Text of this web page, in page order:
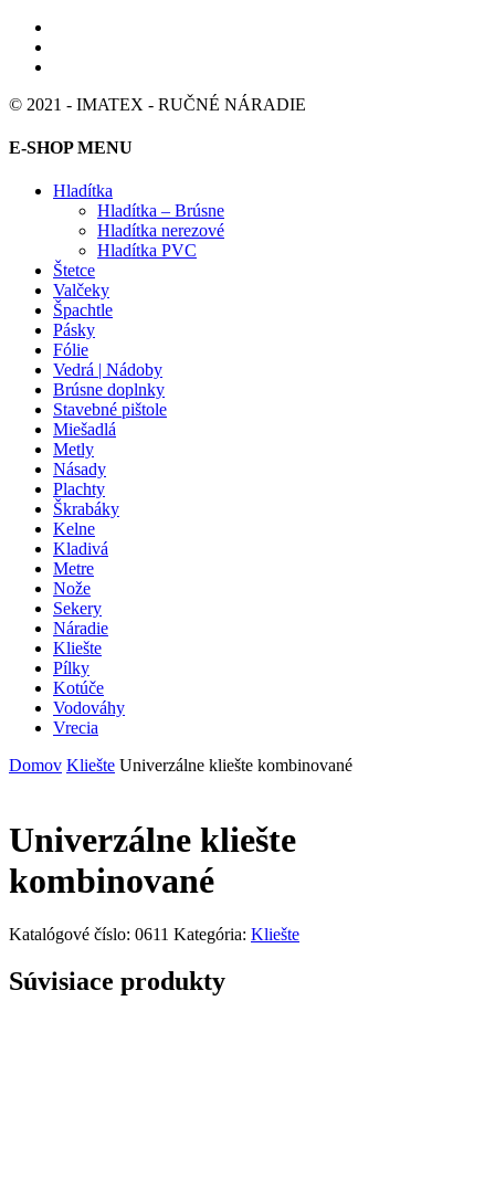
© 2021 - IMATEX - RUČNÉ NÁRADIE
E-SHOP MENU
Hladítka
Hladítka – Brúsne
Hladítka nerezové
Hladítka PVC
Štetce
Valčeky
Špachtle
Pásky
Fólie
Vedrá | Nádoby
Brúsne doplnky
Stavebné pištole
Miešadlá
Metly
Násady
Plachty
Škrabáky
Kelne
Kladivá
Metre
Nože
Sekery
Náradie
Kliešte
Pílky
Kotúče
Vodováhy
Vrecia
Domov Kliešte Univerzálne kliešte kombinované
Univerzálne kliešte
kombinované
Katalógové číslo: 0611 Kategória: Kliešte
Súvisiace produkty